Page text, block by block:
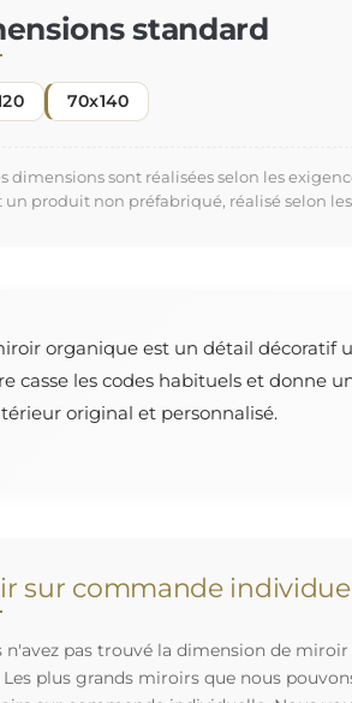
standard
70x140
dimensions sont réalisées selon les
un produit non préfabriqué, réalisé selon
organique est un détail décoratif
casse les codes habituels et donne
original et personnalisé.
sur commande
n'avez pas trouvé la dimension de
plus grands miroirs que nous